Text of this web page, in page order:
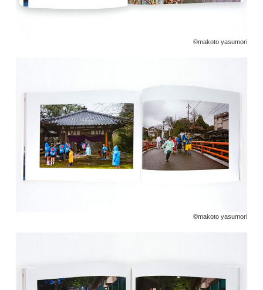
©️makoto yasumori
©️makoto yasumori